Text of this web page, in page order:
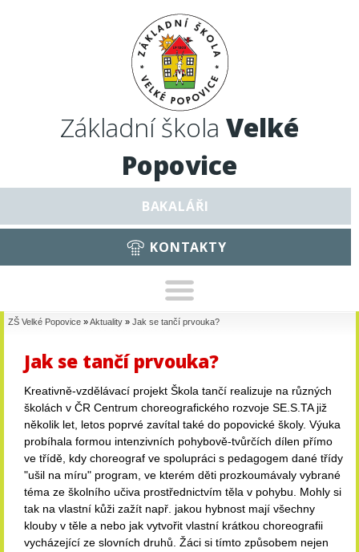
Základní škola Velké
Popovice
BAKALÁŘI
KONTAKTY
ZŠ Velké Popovice » Aktuality » Jak se tančí prvouka?
Jak se tančí prvouka?
Kreativně-vzdělávací projekt Škola tančí realizuje na různých
školách v ČR Centrum choreografického rozvoje SE.S.TA již
několik let, letos poprvé zavítal také do popovické školy. Výuka
probíhala formou intenzivních pohybově-tvůrčích dílen přímo
ve třídě, kdy choreograf ve spolupráci s pedagogem dané třídy
"ušil na míru" program, ve kterém děti prozkoumávaly vybrané
téma ze školního učiva prostřednictvím těla v pohybu. Mohly si
tak na vlastní kůži zažít např. jakou hybnost mají všechny
klouby v těle a nebo jak vytvořit vlastní krátkou choreografii
vycházející ze slovních druhů. Žáci si tímto způsobem nejen